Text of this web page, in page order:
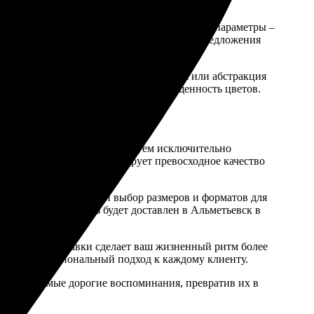
фото, а затем настраивайте нужные параметры –
на рынке, а постоянные акции и предложения
Будь то портретное фото, пейзаж или абстракция
сохраняя живость и насыщенность цветов.
Во-первых, мы используем исключительно
Это гарантирует превосходное качество
предлагаем широкий выбор размеров и форматов для
что ваш заказ будет доставлен в Альметьевск в
и доставки сделает ваш жизненный ритм более
профессиональный подход к каждому клиенту.
свои самые дорогие воспоминания, превратив их в